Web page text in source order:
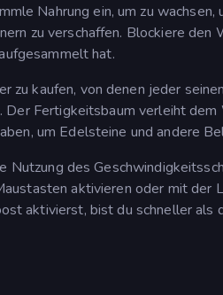
Nahrung ein, um zu wachsen,
zu verschaffen. Blockiere den
hat.
zu kaufen, von denen jeder
Fertigkeitsbaum verleiht
um Edelsteine und andere
des
aktivieren oder mit der
aktivierst, bist du schneller als